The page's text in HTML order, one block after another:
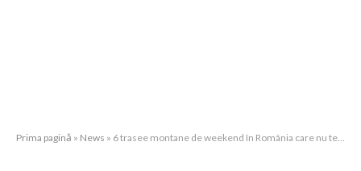
Prima pagină » News » 6 trasee montane de weekend în România care nu te vor dezamăgi